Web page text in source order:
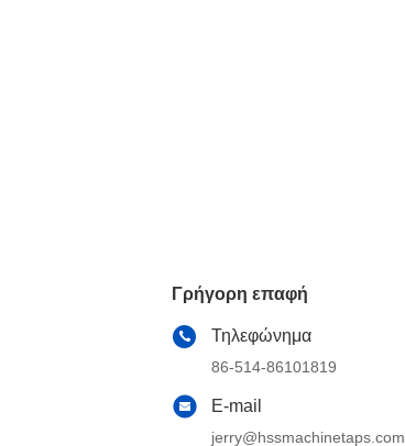
Γρήγορη επαφή
Τηλεφώνημα
86-514-86101819
E-mail
jerry@hssmachinetaps.com